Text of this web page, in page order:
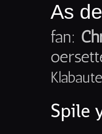
As
fan:
Spile